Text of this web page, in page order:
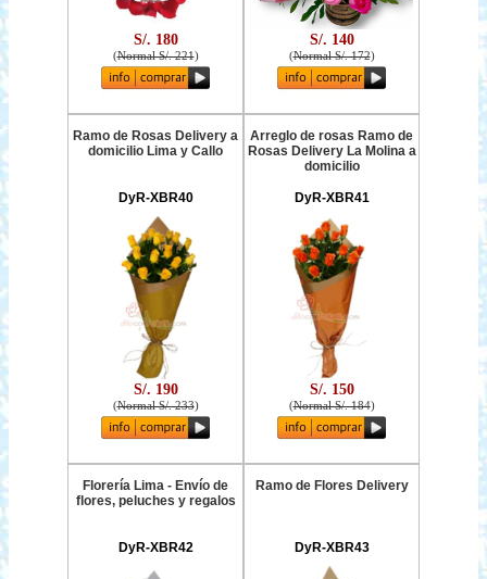
S/. 180
(Normal S/. 221)
S/. 140
(Normal S/. 172)
Ramo de Rosas Delivery a
domicilio Lima y Callo
DyR-XBR40
S/. 190
(Normal S/. 233)
Arreglo de rosas Ramo de
Rosas Delivery La Molina a
domicilio
DyR-XBR41
S/. 150
(Normal S/. 184)
Florería Lima - Envío de
flores, peluches y regalos
DyR-XBR42
Ramo de Flores Delivery
DyR-XBR43